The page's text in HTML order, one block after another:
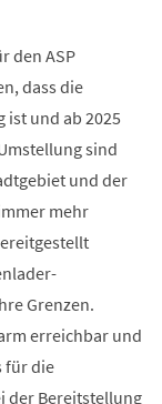
den ASP
dass die
und ab 2025
sind
und der
mehr
Grenzen.
erreichbar und
für die
der Bereitstellung